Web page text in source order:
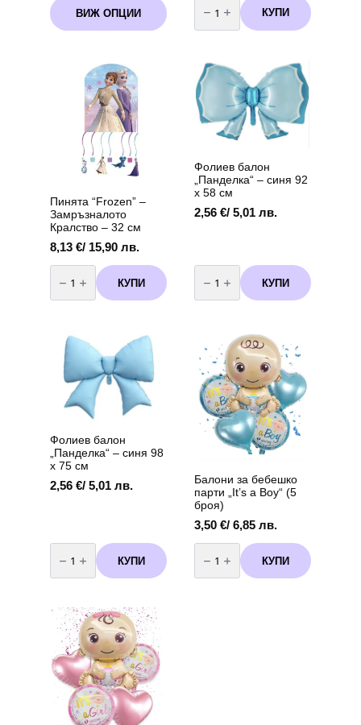
1,79 €
/
3,50 лв.
14,90 лв.
ВИЖ ОПЦИИ
product
has
options
chosen
product
за
Комплект
балони
Лило
и
Стич
(Lilo
and
Stitch)-
60
броя
КУПИ
Пинята “Frozen” –
Замръзналото
Кралство – 32 см
8,13 €/ 15,90 лв.
количество
за
Пинята
“Frozen”
КУПИ
Фолиев балон
„Панделка“ – синя 92
х 58 см
2,56 €/ 5,01 лв.
количество
за
Фолиев
балон
58
см
КУПИ
Фолиев балон
„Панделка“ – синя 98
х 75 см
2,56 €/ 5,01 лв.
количество
за
Фолиев
балон
синя
98
см
КУПИ
Балони за бебешко
парти „It’s a Boy“ (5
броя)
3,50 €/ 6,85 лв.
количество
за
Балони
за
КУПИ